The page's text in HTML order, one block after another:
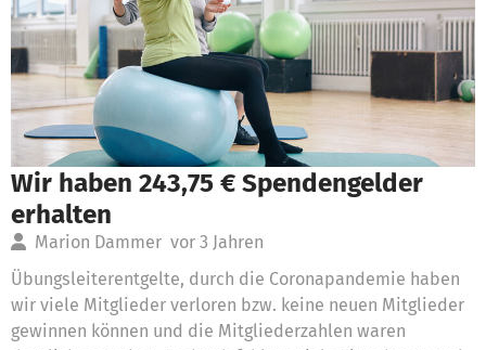
Wir haben 243,75 € Spendengelder
erhalten
Marion Dammer vor 3 Jahren
Übungsleiterentgelte, durch die Coronapandemie haben
wir viele Mitglieder verloren bzw. keine neuen Mitglieder
gewinnen können und die Mitgliederzahlen waren